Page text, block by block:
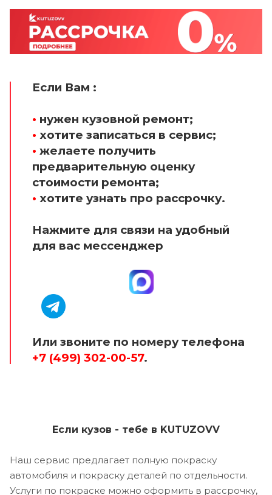
Если Вам :
• нужен кузовной ремонт;
• хотите записаться в сервис;
• желаете получить
предварительную оценку
стоимости ремонта;
• хотите узнать про рассрочку.
Нажмите для связи на удобный
для вас мессенджер
Или звоните по номеру телефона
+7 (499) 302-00-57.
Если кузов - тебе в KUTUZOVV
Наш сервис предлагает полную покраску
автомобиля и покраску деталей по отдельности.
Услуги по покраске можно оформить в рассрочку,